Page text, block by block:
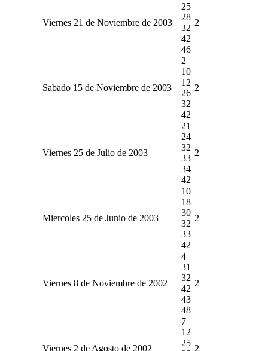
Viernes 21 de Noviembre de 2003
25
28
32
42
46
2
Sabado 15 de Noviembre de 2003
2
10
12
26
32
42
2
Viernes 25 de Julio de 2003
21
24
32
33
34
42
2
Miercoles 25 de Junio de 2003
10
18
30
32
33
42
2
Viernes 8 de Noviembre de 2002
4
31
32
42
43
48
2
Viernes 2 de Agosto de 2002
7
12
25
2